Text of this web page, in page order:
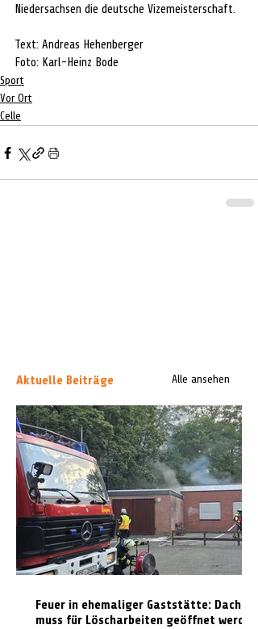
Niedersachsen die deutsche Vizemeisterschaft.
Text: Andreas Hehenberger
Foto: Karl-Heinz Bode
Sport
Vor Ort
Celle
Aktuelle Beiträge Alle ansehen
Feuer in ehemaliger Gaststätte: Dach
muss für Löscharbeiten geöffnet werden